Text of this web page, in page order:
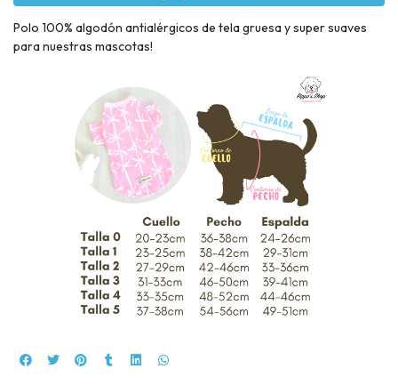
Polo 100% algodón antialérgicos de tela gruesa y super suaves
para nuestras mascotas!